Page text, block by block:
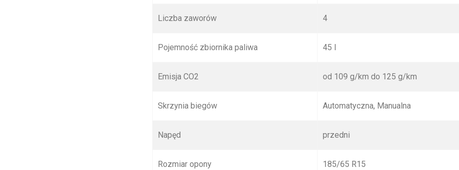
Liczba zaworów 4
Pojemność zbiornika paliwa 45 l
Emisja CO2 od 109 g/km do 125 g/km
Skrzynia biegów Automatyczna, Manualna
Napęd przedni
Rozmiar opony 185/65 R15